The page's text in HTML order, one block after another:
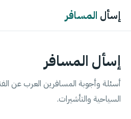
إسأل المسافر
إسأل المسافر
أسئلة وأجوبة المسافرين العرب عن
السياحية والتأشيرات.